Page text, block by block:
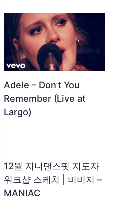
Adele – Don’t You
Remember (Live at
Largo)
12월 지니댄스핏 지도자
워크샵 스케치 | 비비지 –
MANIAC